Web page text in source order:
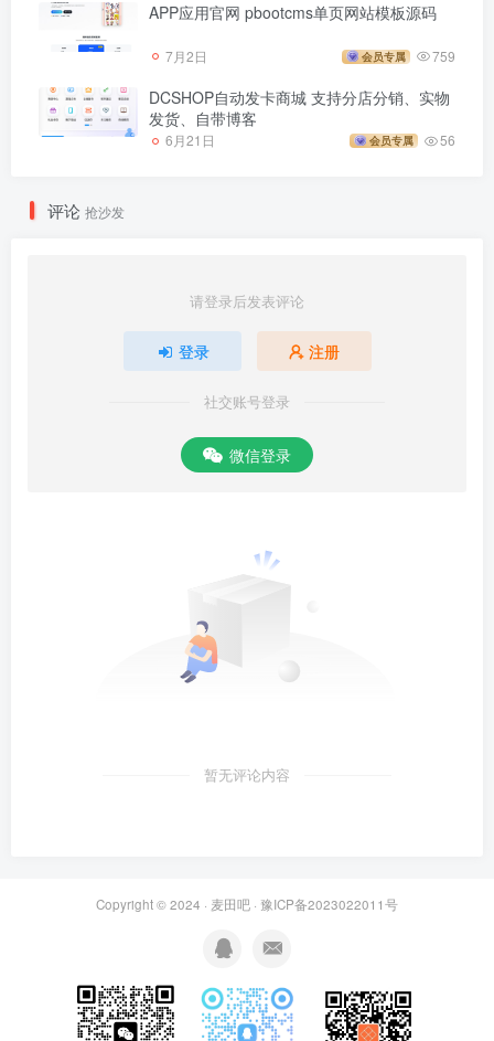
APP应用官网 pbootcms单页网站模板源码
7月2日 会员专属 759
DCSHOP自动发卡商城 支持分店分销、实物
发货、自带博客
6月21日 会员专属 56
评论 抢沙发
请登录后发表评论
登录 注册
社交账号登录
微信登录
暂无评论内容
Copyright © 2024 · 麦田吧 · 豫ICP备2023022011号